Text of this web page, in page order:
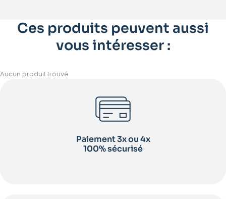
Ces produits peuvent aussi
vous intéresser :
Aucun produit trouvé
Paiement 3x ou 4x
100% sécurisé